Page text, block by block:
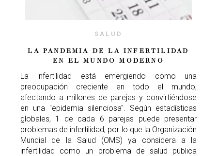
SALUD
LA PANDEMIA DE LA INFERTILIDAD
EN EL MUNDO MODERNO
La infertilidad está emergiendo como una
preocupación creciente en todo el mundo,
afectando a millones de parejas y convirtiéndose
en una "epidemia silenciosa". Según estadísticas
globales, 1 de cada 6 parejas puede presentar
problemas de infertilidad, por lo que la Organización
Mundial de la Salud (OMS) ya considera a la
infertilidad como un problema de salud pública